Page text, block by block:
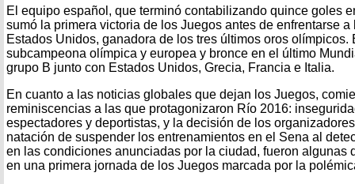
El equipo español, que terminó contabilizando quince goles
sumó la primera victoria de los Juegos antes de enfrentarse
Estados Unidos, ganadora de los tres últimos oros olímpicos.
subcampeona olímpica y europea y bronce en el último
grupo B junto con Estados Unidos, Grecia, Francia e Italia.
En cuanto a las noticias globales que dejan los Juegos,
reminiscencias a las que protagonizaron Río 2016:
espectadores y deportistas, y la decisión de los
natación de suspender los entrenamientos en el Sena al
en las condiciones anunciadas por la ciudad, fueron algunas
en una primera jornada de los Juegos marcada por la